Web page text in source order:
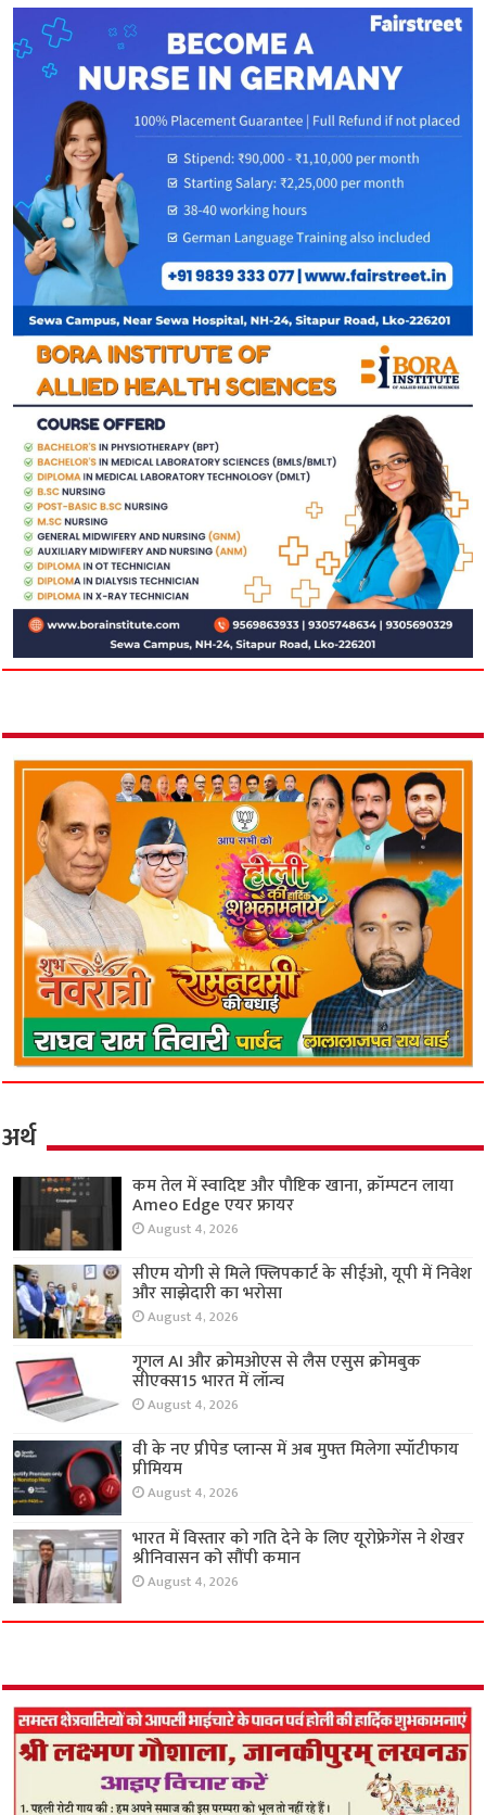
अर्थ
कम तेल में स्वादिष्ट और पौष्टिक खाना, क्रॉम्पटन लाया
Ameo Edge एयर फ्रायर
August 4, 2026
सीएम योगी से मिले फ्लिपकार्ट के सीईओ, यूपी में निवेश
और साझेदारी का भरोसा
August 4, 2026
गूगल AI और क्रोमओएस से लैस एसुस क्रोमबुक
सीएक्स15 भारत में लॉन्च
August 4, 2026
वी के नए प्रीपेड प्लान्स में अब मुफ्त मिलेगा स्पॉटीफाय
प्रीमियम
August 4, 2026
भारत में विस्तार को गति देने के लिए यूरोफ्रेगेंस ने शेखर
श्रीनिवासन को सौंपी कमान
August 4, 2026